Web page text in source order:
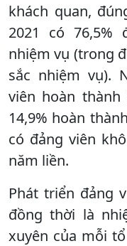
khách quan,
2021 có 76,5%
nhiệm vụ (trong
sắc nhiệm vụ).
viên hoàn
14,9% hoàn
có đảng viên
năm liền.
Phát triển đảng
đồng thời là
xuyên của mỗi